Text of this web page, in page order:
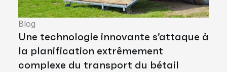
Blog
Une technologie innovante s’attaque à
la planification extrêmement
complexe du transport du bétail